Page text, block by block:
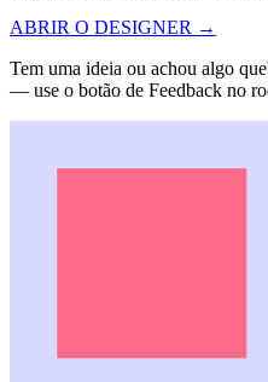
ABRIR O DESIGNER →
Tem uma ideia ou achou algo
— use o botão de Feedback no